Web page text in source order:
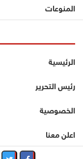
المنوعات
الرئيسية
رئيس التحرير
الخصوصية
اعلن معنا